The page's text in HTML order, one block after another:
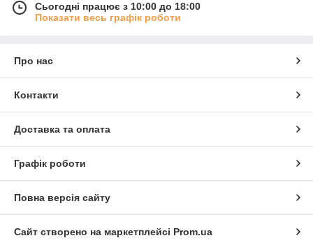
Сьогодні працює з 10:00 до 18:00
Показати весь графік роботи
Про нас
Контакти
Доставка та оплата
Графік роботи
Повна версія сайту
Сайт створено на маркетплейсі Prom.ua